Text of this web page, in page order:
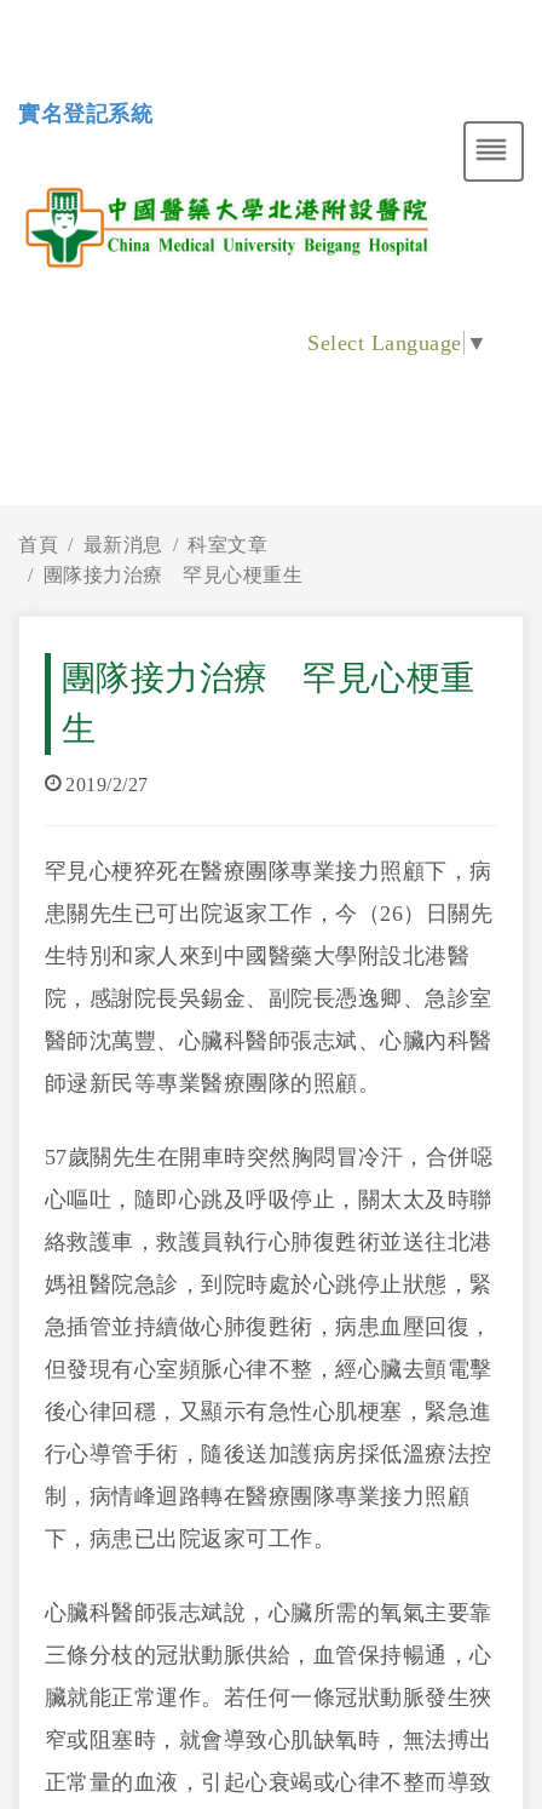
實名登記系統
Select Language ▼
首頁 最新消息
科室文章
團隊接力治療 罕見心梗重生
團隊接力治療 罕見心梗重
生
2019/2/27
罕見心梗猝死在醫療團隊專業接力照顧下，病
患關先生已可出院返家工作，今（26）日關先
生特別和家人來到中國醫藥大學附設北港醫
院，感謝院長吳錫金、副院長憑逸卿、急診室
醫師沈萬豐、心臟科醫師張志斌、心臟內科醫
師逯新民等專業醫療團隊的照顧。
57歲關先生在開車時突然胸悶冒冷汗，合併噁
心嘔吐，隨即心跳及呼吸停止，關太太及時聯
絡救護車，救護員執行心肺復甦術並送往北港
媽祖醫院急診，到院時處於心跳停止狀態，緊
急插管並持續做心肺復甦術，病患血壓回復，
但發現有心室頻脈心律不整，經心臟去顫電擊
後心律回穩，又顯示有急性心肌梗塞，緊急進
行心導管手術，隨後送加護病房採低溫療法控
制，病情峰迴路轉在醫療團隊專業接力照顧
下，病患已出院返家可工作。
心臟科醫師張志斌說，心臟所需的氧氣主要靠
三條分枝的冠狀動脈供給，血管保持暢通，心
臟就能正常運作。若任何一條冠狀動脈發生狹
窄或阻塞時，就會導致心肌缺氧時，無法搏出
正常量的血液，引起心衰竭或心律不整而導致